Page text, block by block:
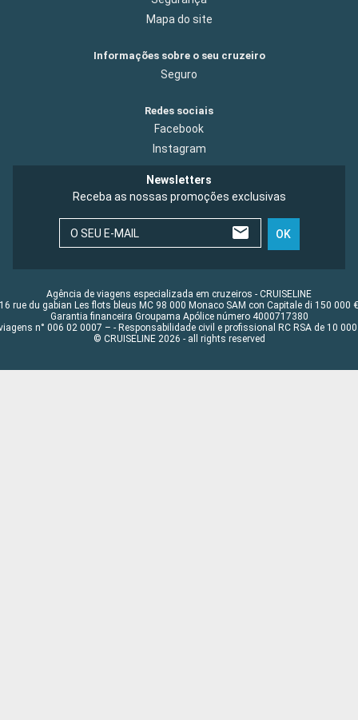
Mapa do site
Informações sobre o seu cruzeiro
Seguro
Redes sociais
Facebook
Instagram
Newsletters
Receba as nossas promoções exclusivas
O SEU E-MAIL OK
Agência de viagens especializada em cruzeiros - CRUISELINE
16 rue du gabian Les flots bleus MC 98 000 Monaco SAM con Capitale di 150 000 €
Garantia financeira Groupama Apólice número 4000717380
n° 006 02 0007 – - Responsabilidade civil e profissional RC RSA de 10 000
© CRUISELINE 2026 - all rights reserved